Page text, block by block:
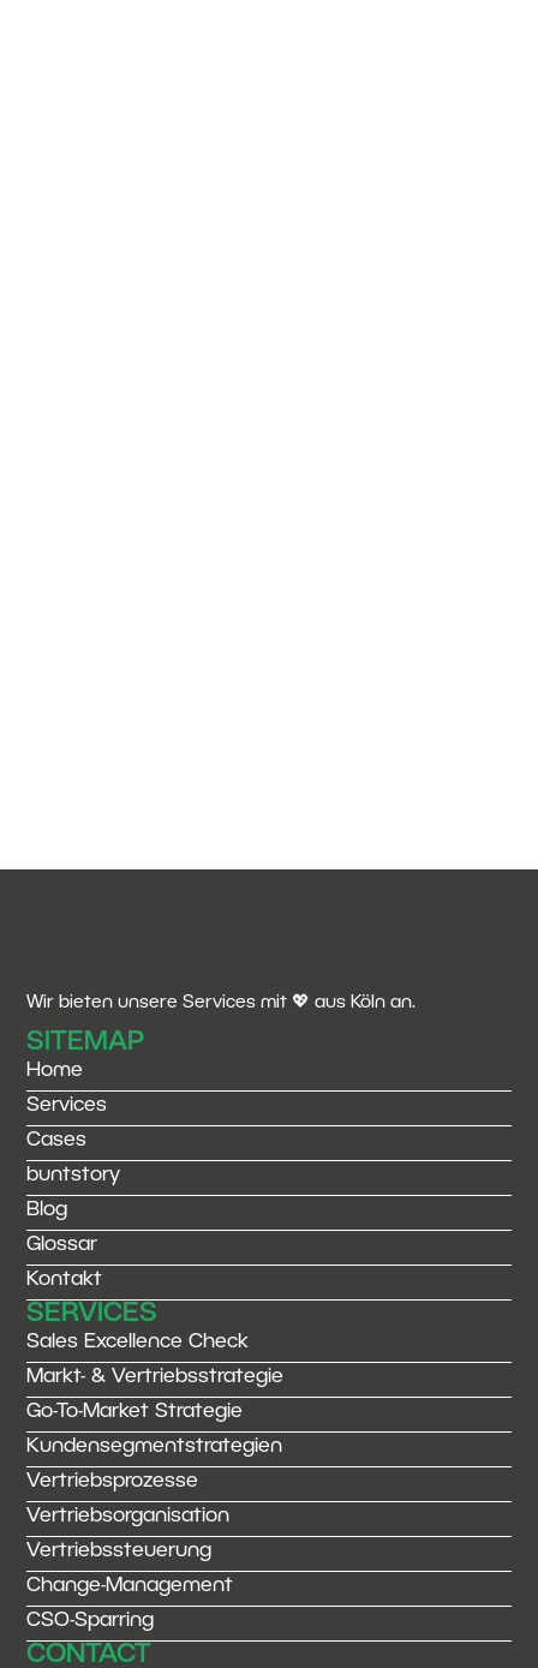
Wir bieten unsere Services mit 💖 aus Köln an.
SITEMAP
Home
Services
Cases
buntstory
Blog
Glossar
Kontakt
SERVICES
Sales Excellence Check
Markt- & Vertriebsstrategie
Go-To-Market Strategie
Kundensegmentstrategien
Vertriebsprozesse
Vertriebsorganisation
Vertriebssteuerung
Change-Management
CSO-Sparring
CONTACT